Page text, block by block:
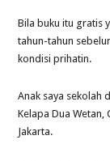
Bila buku itu gratis
tahun-tahun
kondisi prihatin.
Anak saya sekolah
Kelapa Dua Wetan,
Jakarta.